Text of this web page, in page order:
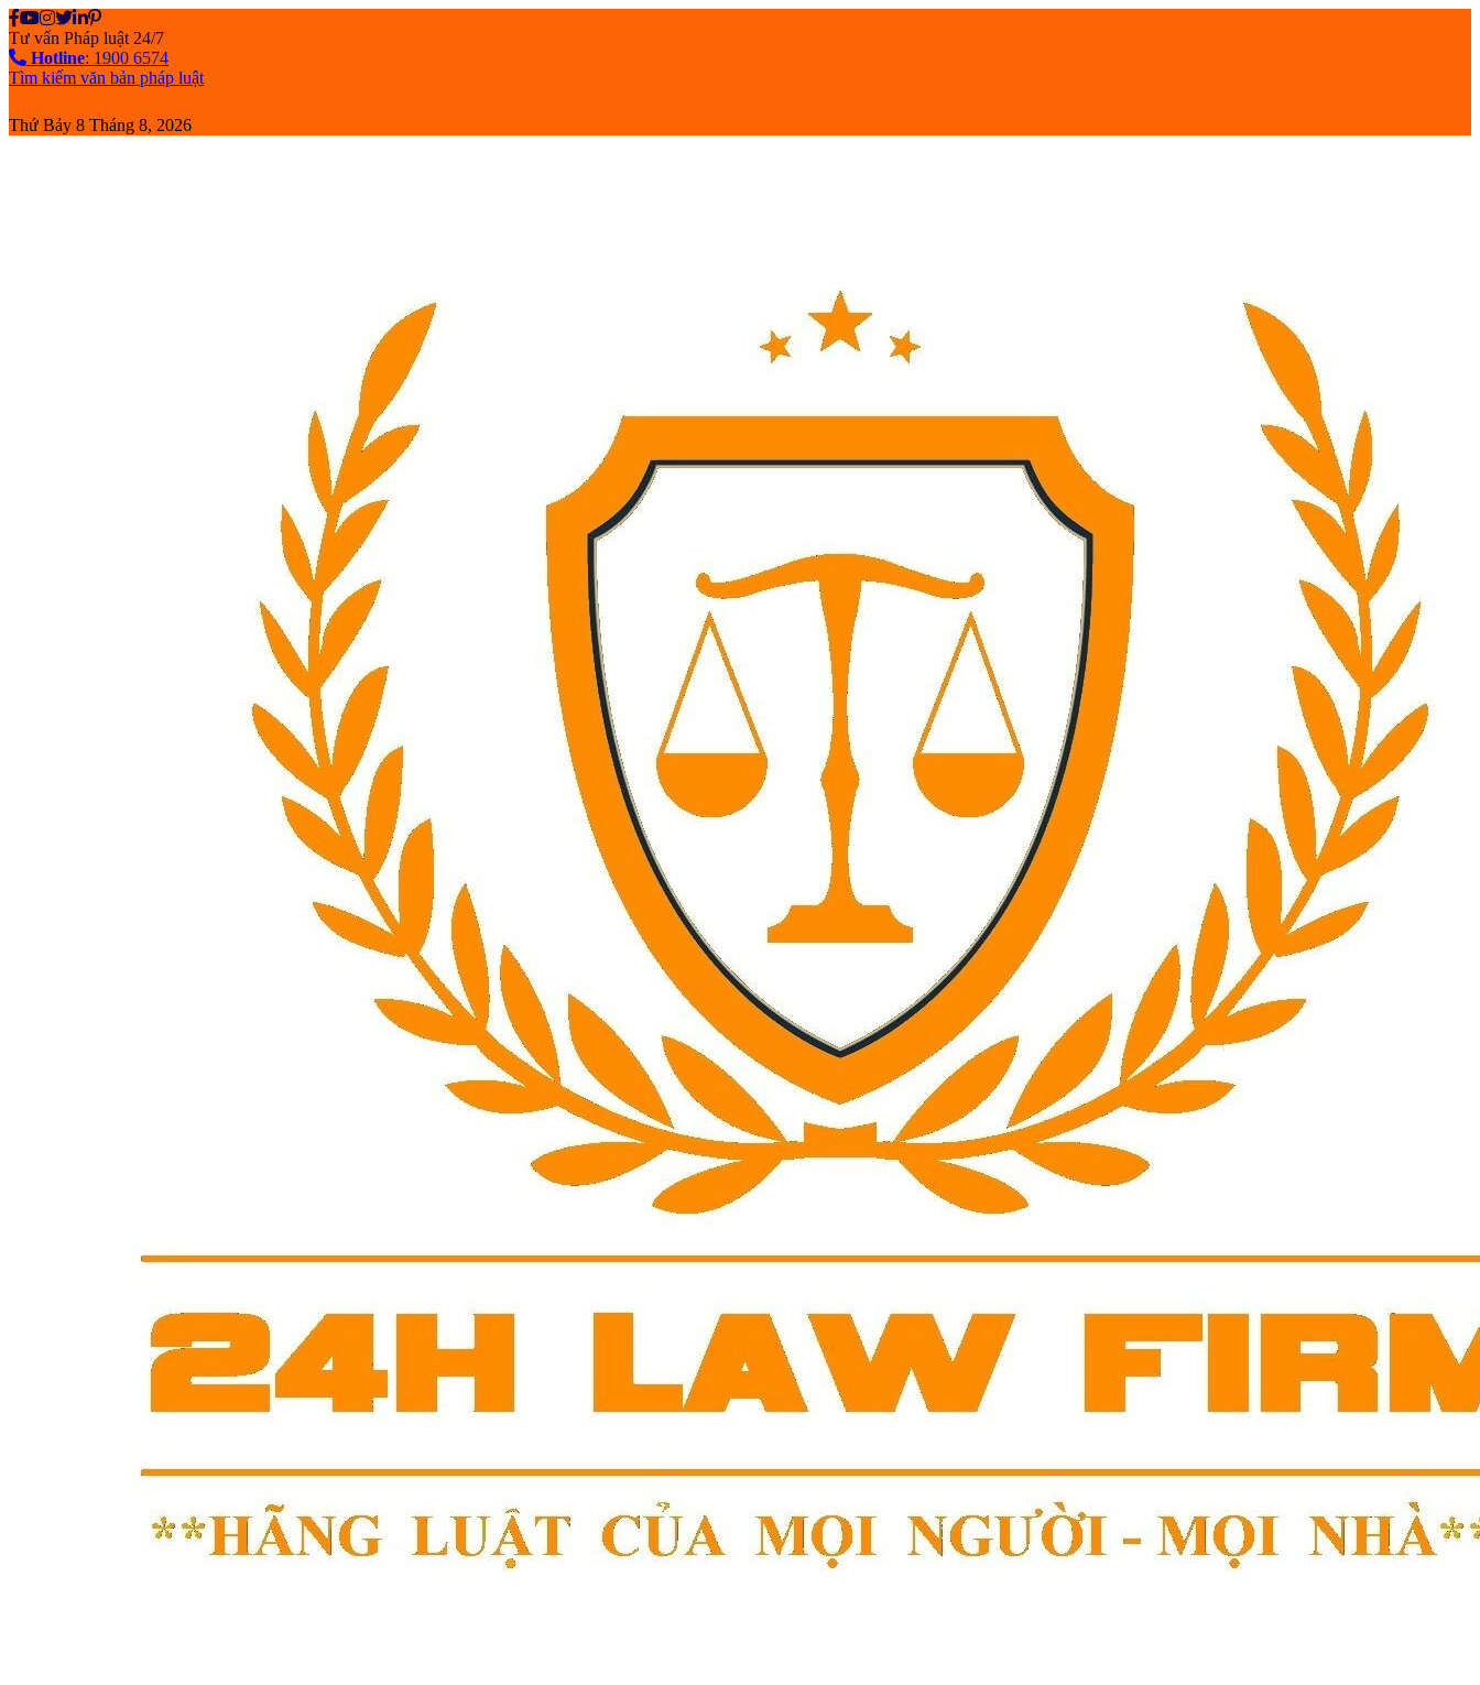
Skip
to
content
Tư vấn Pháp luật 24/7
Hotline: 1900 6574
Tìm kiếm văn bản pháp luật
Thứ Bảy 8 Tháng 8, 2026